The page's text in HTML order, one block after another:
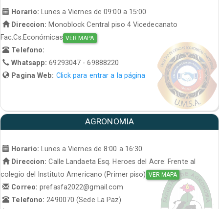
Horario: Lunes a Viernes de 09:00 a 15:00
Direccion: Monoblock Central piso 4 Vicedecanato
Fac.Cs.Económicas VER MAPA
Telefono:
Whatsapp:69293047 - 69888220
Pagina Web: Click para entrar a la página
AGRONOMIA
Horario:
Lunes a Viernes de 8:00 a 16:30
Direccion: Calle Landaeta Esq. Heroes del Acre: Frente al
colegio del Instituto Americano (Primer piso) VER MAPA
Correo:prefasfa2022@gmail.com
Telefono: 2490070 (Sede La Paz)